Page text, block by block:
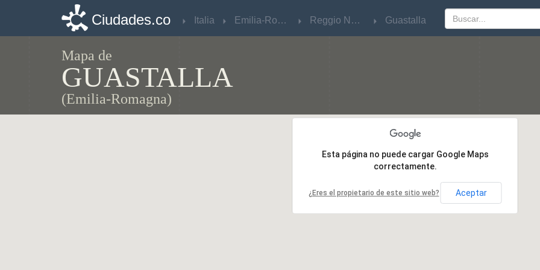
Ciudades.co Italia Emilia-Romagna Reggio Nell'Emilia Guastalla
Mapa de
GUASTALLA
(Emilia-Romagna)
Esta página no puede cargar Google Maps
correctamente.
¿Eres el propietario de este sitio web? Aceptar
Esta página no puede cargar Google Maps
correctamente.
¿Eres el propietario de este sitio web? Aceptar
Ciudades.co Italia Emilia-Romagna Reggio Nell'Emilia Guastalla